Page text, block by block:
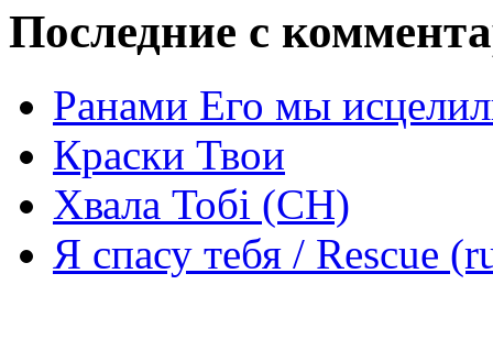
Последние с
Ранами Его мы
Краски Твои
Хвала Тобі (СН)
Я спасу тебя / Rescue